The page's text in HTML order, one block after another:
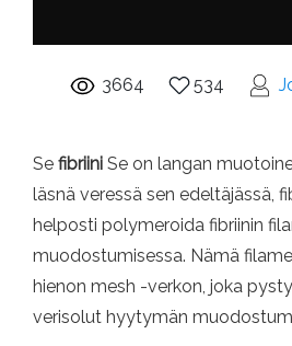
3664 534
Se fibriini Se on langan
läsnä veressä sen edeltäjässä,
helposti polymeroida fibriinin
muodostumisessa. Nämä
hienon mesh -verkon, joka
verisolut hyytymän